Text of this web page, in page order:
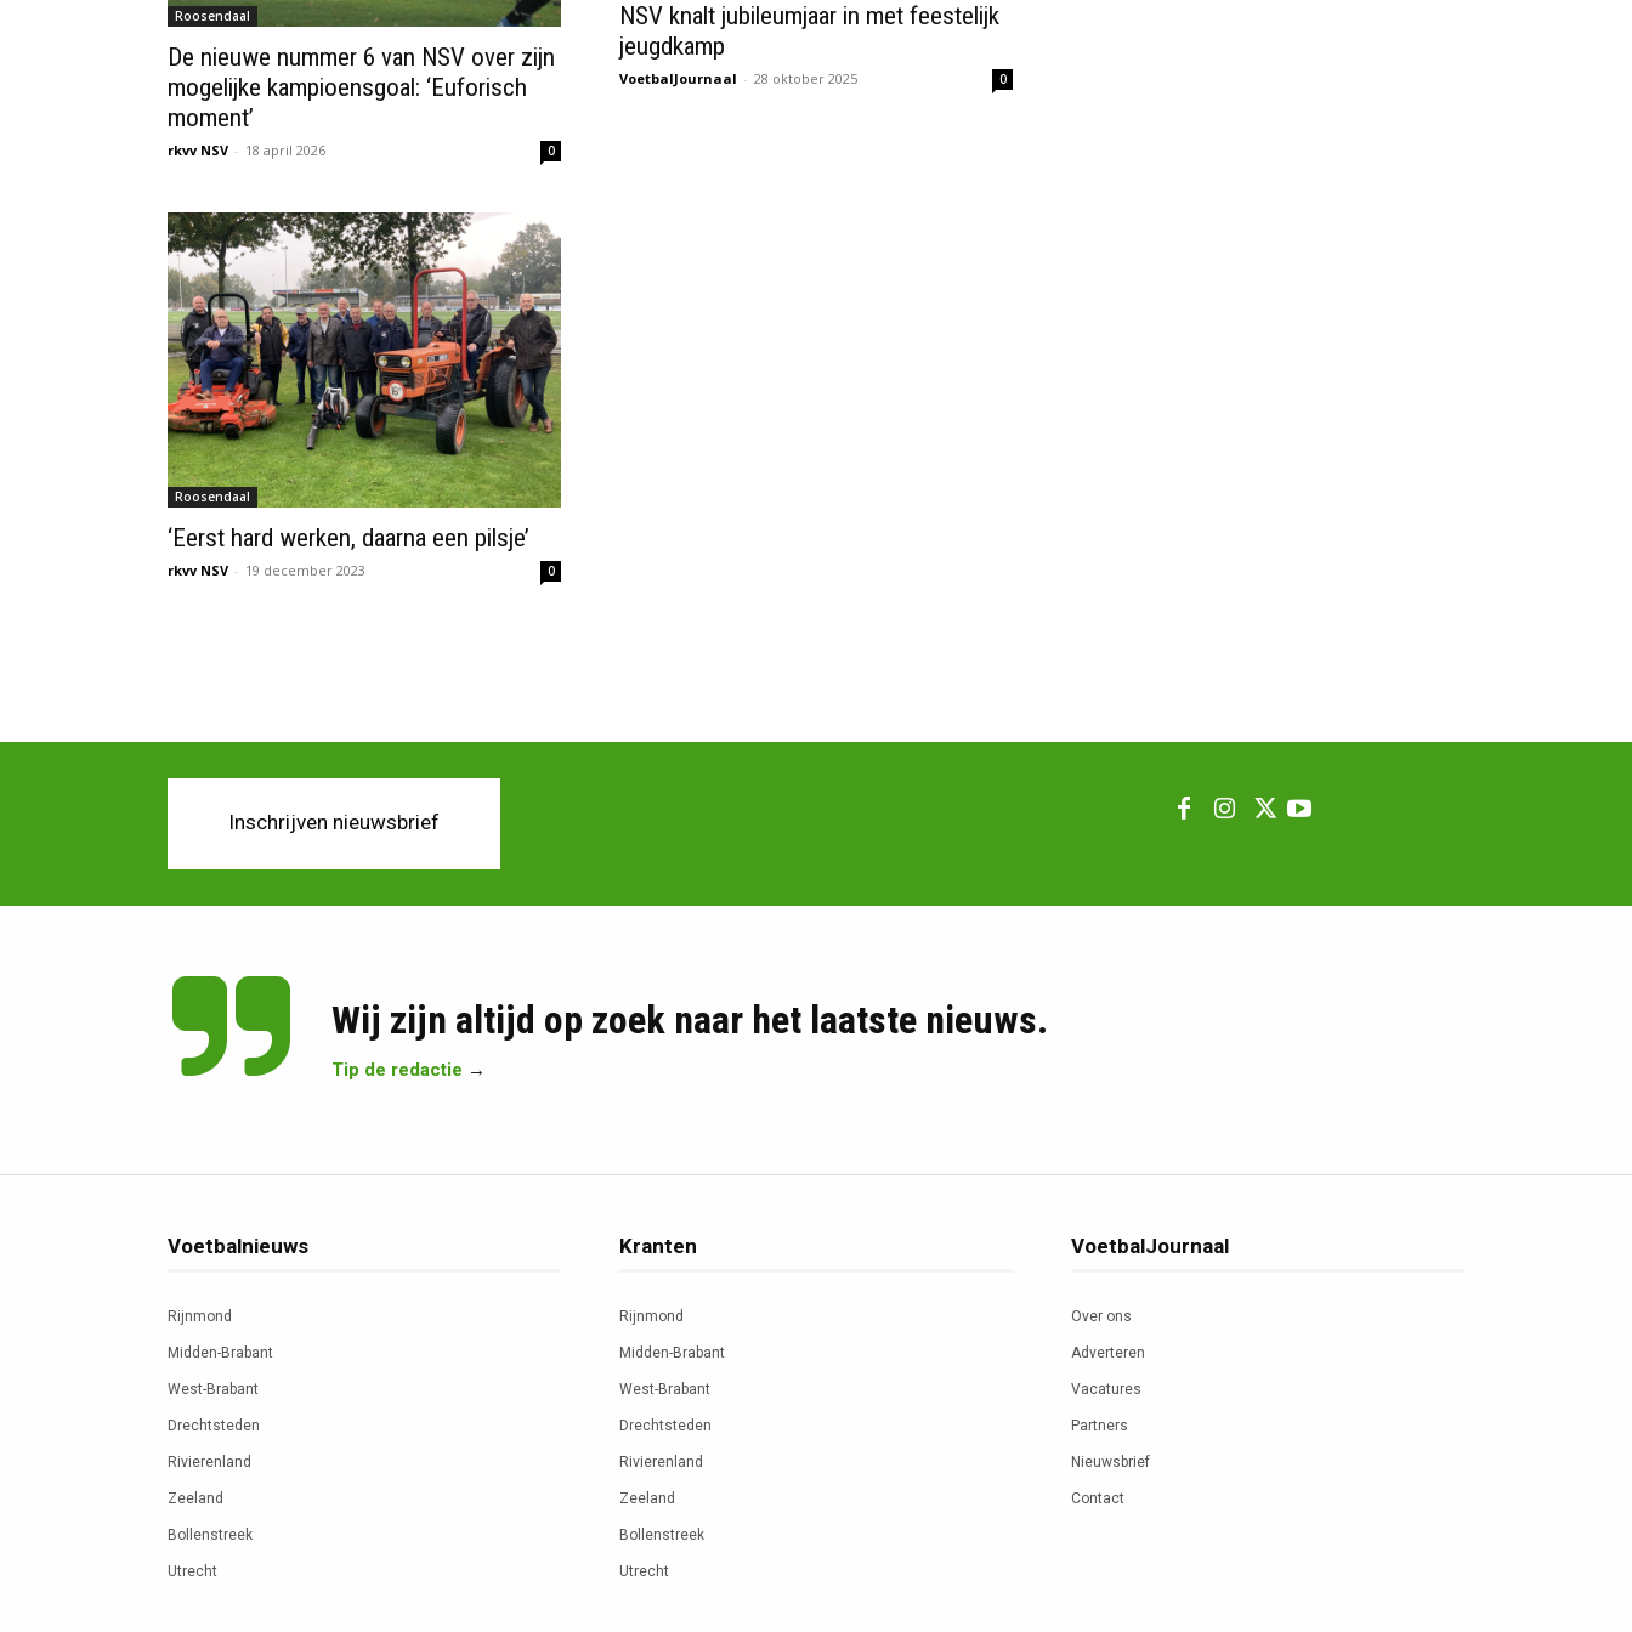
Roosendaal
De nieuwe nummer 6 van NSV over zijn
mogelijke kampioensgoal: ‘Euforisch
moment’
rkvv NSV - 18 april 2026 0
NSV knalt jubileumjaar in met feestelijk
jeugdkamp
VoetbalJournaal - 28 oktober 2025 0
Roosendaal
‘Eerst hard werken, daarna een pilsje’
rkvv NSV - 19 december 2023 0
Inschrijven nieuwsbrief
Wij zijn altijd op zoek naar het laatste nieuws.
Tip de redactie →
Voetbalnieuws
Rijnmond
Midden-Brabant
West-Brabant
Drechtsteden
Rivierenland
Zeeland
Bollenstreek
Utrecht
Kranten
Rijnmond
Midden-Brabant
West-Brabant
Drechtsteden
Rivierenland
Zeeland
Bollenstreek
Utrecht
VoetbalJournaal
Over ons
Adverteren
Vacatures
Partners
Nieuwsbrief
Contact